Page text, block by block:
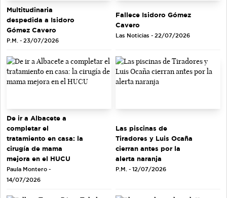
Multitudinaria
despedida a Isidoro
Gómez Cavero
P.M. - 23/07/2026
Fallece Isidoro Gómez
Cavero
Las Noticias - 22/07/2026
De ir a Albacete a
completar el
tratamiento en casa: la
cirugía de mama
mejora en el HUCU
Paula Montero -
14/07/2026
Las piscinas de
Tiradores y Luis Ocaña
cierran antes por la
alerta naranja
P.M. - 12/07/2026